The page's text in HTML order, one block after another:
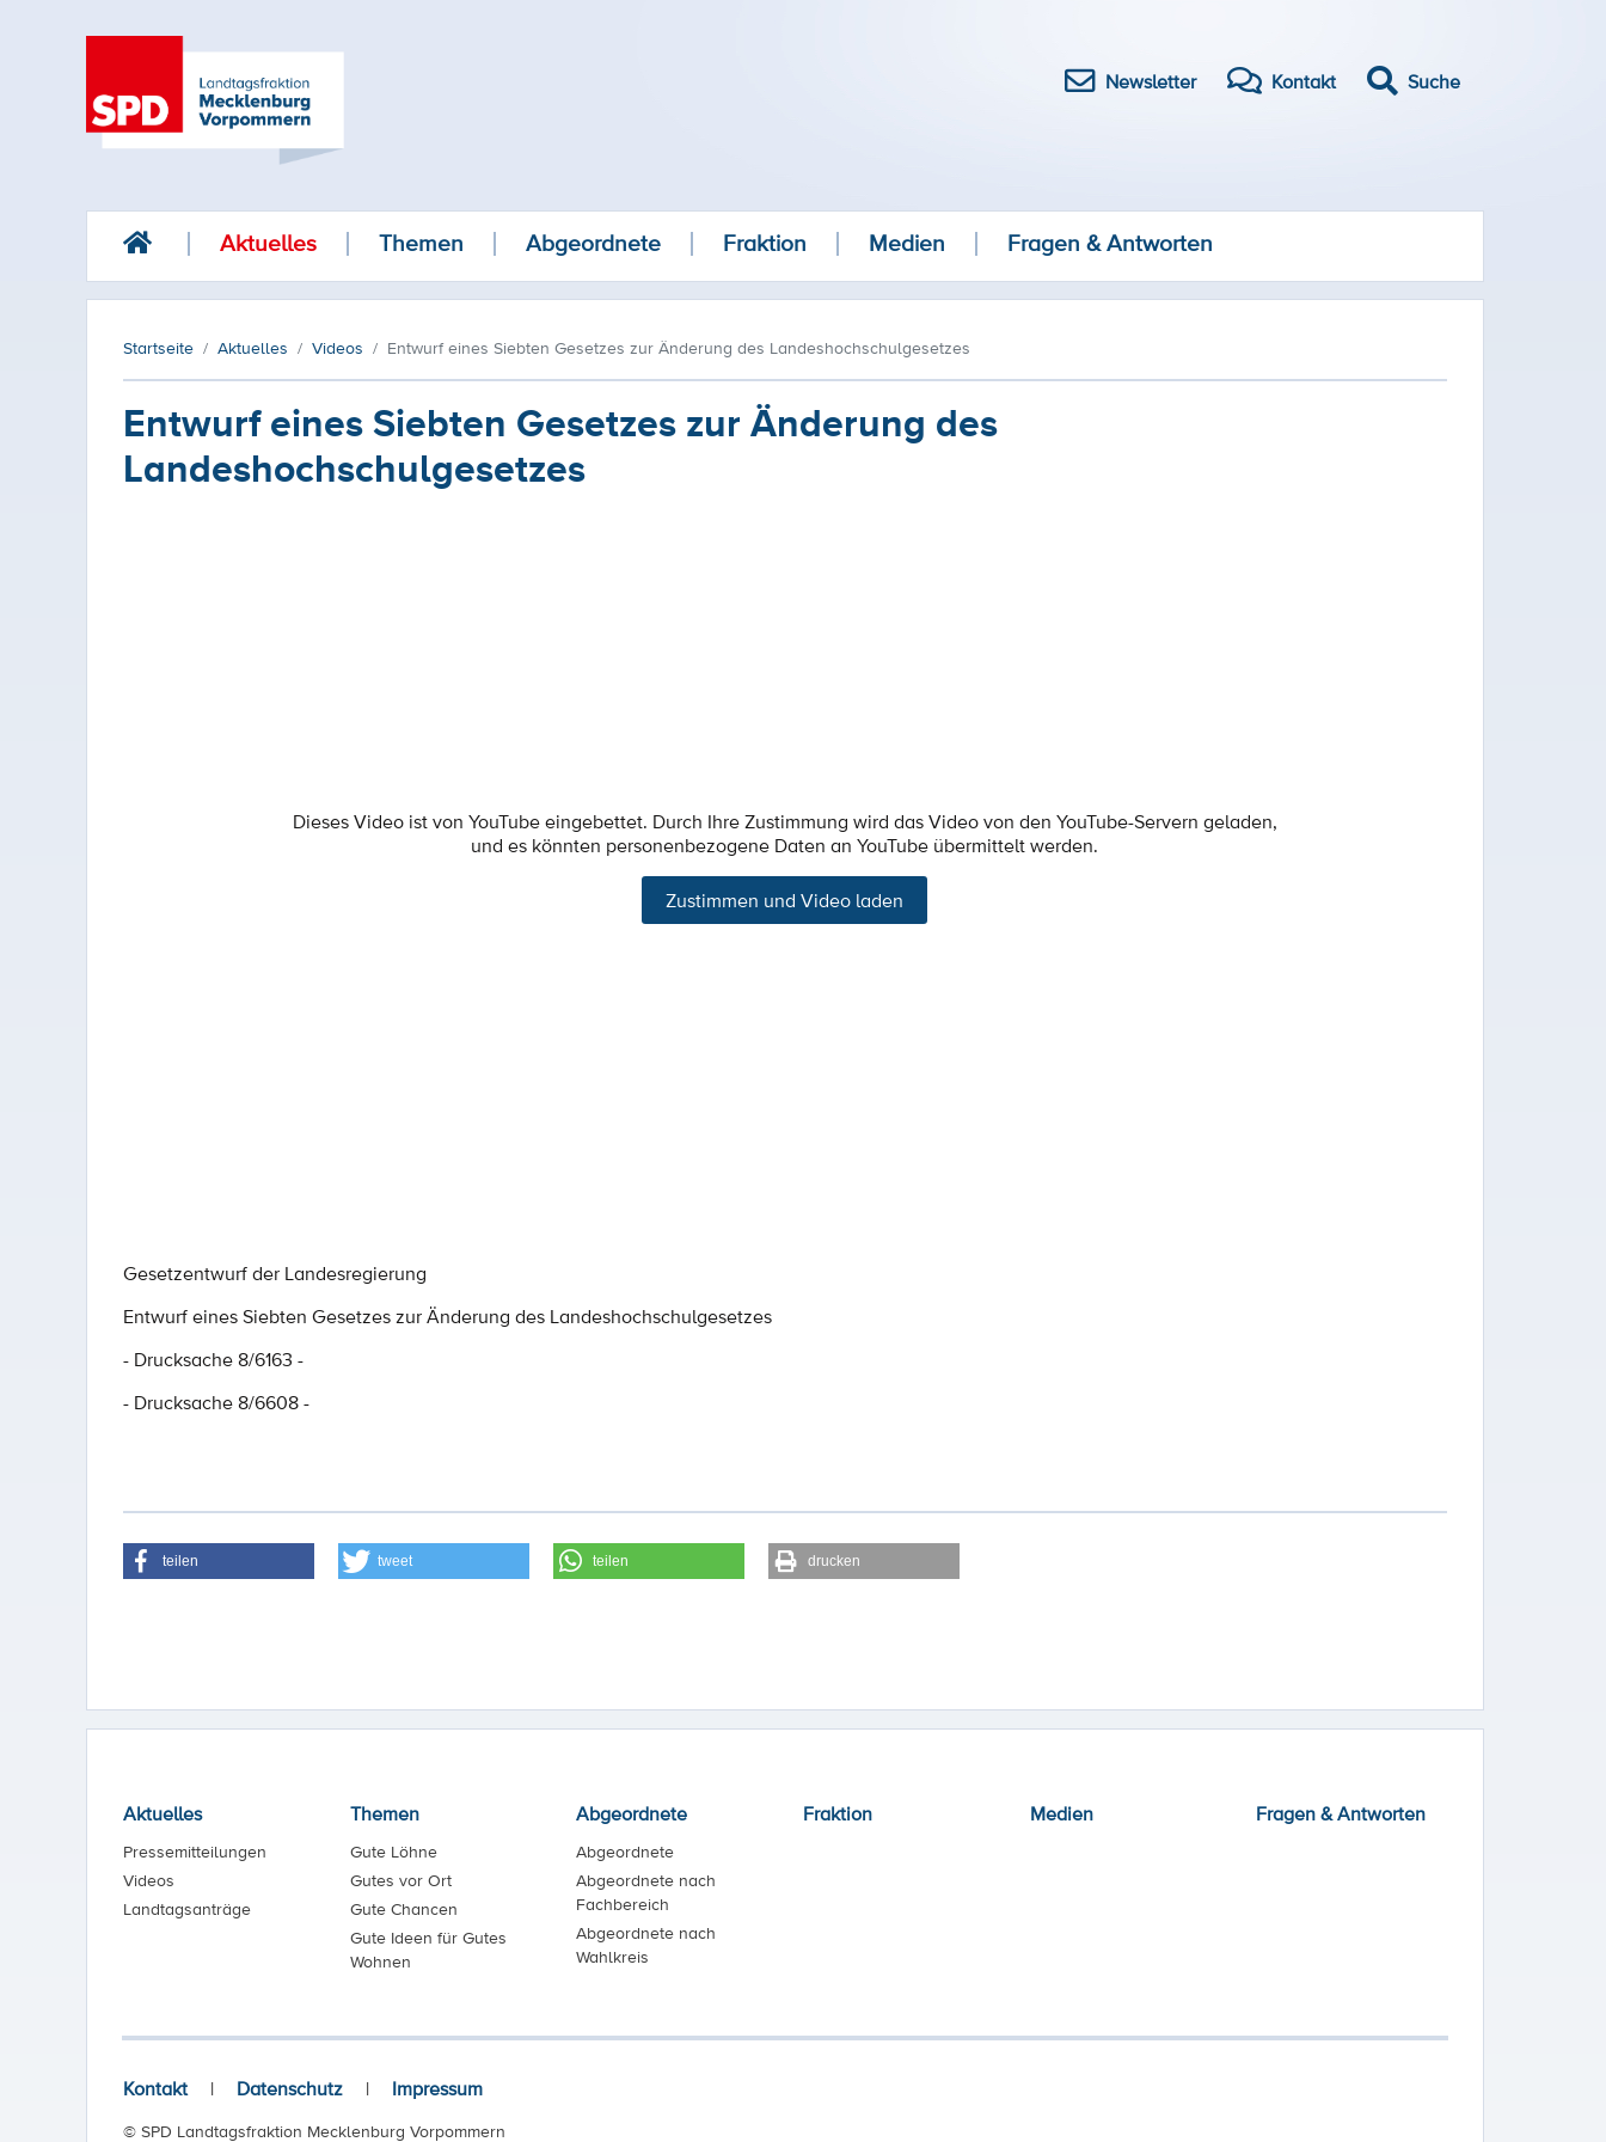
Newsletter Kontakt Suche
Aktuelles Themen Abgeordnete Fraktion Medien Fragen & Antworten
Startseite Aktuelles Videos Entwurf eines Siebten Gesetzes zur Änderung des Landeshochschulgesetzes
Entwurf eines Siebten Gesetzes zur Änderung des
Landeshochschulgesetzes
Dieses Video ist von YouTube eingebettet. Durch Ihre Zustimmung wird das Video von den YouTube-Servern geladen,
und es könnten personenbezogene Daten an YouTube übermittelt werden.
Zustimmen und Video laden
Gesetzentwurf der Landesregierung
Entwurf eines Siebten Gesetzes zur Änderung des Landeshochschulgesetzes
- Drucksache 8/6163 -
- Drucksache 8/6608 -
teilen tweet teilen drucken
Aktuelles
Pressemitteilungen
Videos
Landtagsanträge
Themen
Gute Löhne
Gutes vor Ort
Gute Chancen
Gute Ideen für Gutes
Wohnen
Abgeordnete
Abgeordnete
Abgeordnete nach
Fachbereich
Abgeordnete nach
Wahlkreis
Fraktion Medien Fragen & Antworten
Kontakt | Datenschutz | Impressum
© SPD Landtagsfraktion Mecklenburg Vorpommern